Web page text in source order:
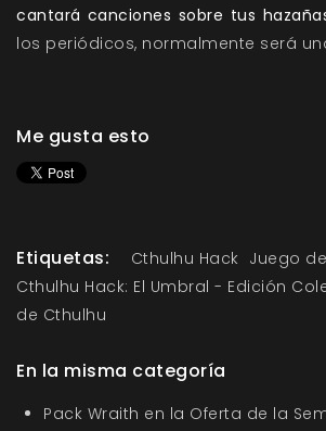
cantará canciones sobre tus
los periódicos, normalmente será
Me gusta esto
Etiquetas: Cthulhu Hack Juego
Cthulhu Hack: El Umbral - Edición
de Cthulhu
En la misma categoría
Pack Wraith en la Oferta de la